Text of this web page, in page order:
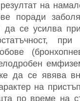
на
поради
се усилва
да се явява
на
по време на